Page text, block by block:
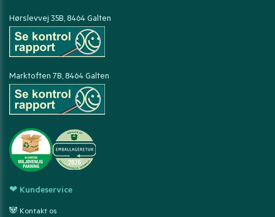
Hørslevvej 35B, 8464 Galten
Marktoften 7B, 8464 Galten
❤ Kundeservice
🐼 Kontakt os